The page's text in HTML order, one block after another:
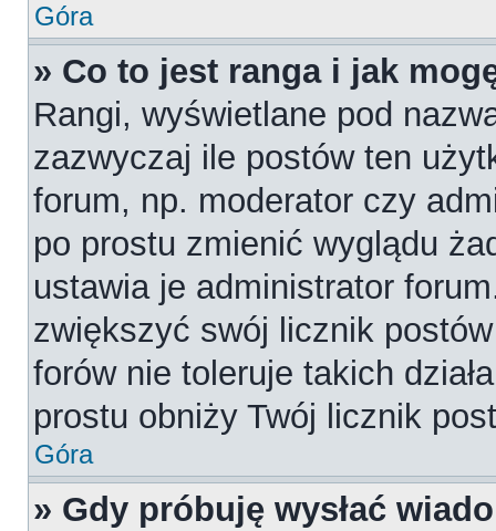
Góra
» Co to jest ranga i jak
Rangi, wyświetlane pod
zazwyczaj ile postów ten
forum, np. moderator czy
po prostu zmienić wyglądu
ustawia je administrator
zwiększyć swój licznik
forów nie toleruje takich
prostu obniży Twój licznik
Góra
» Gdy próbuję wysłać